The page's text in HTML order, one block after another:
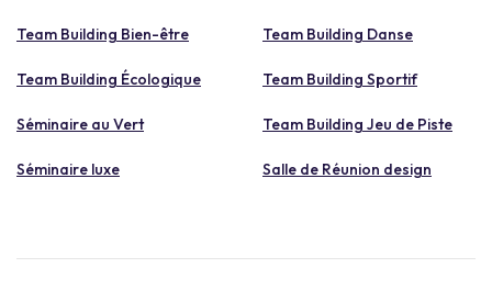
Team Building Bien-être Team Building Danse
Team Building Écologique Team Building Sportif
Séminaire au Vert Team Building Jeu de Piste
Séminaire luxe Salle de Réunion design